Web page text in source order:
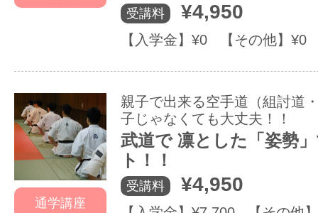
受講料 ¥4,950
【入学金】¥0 【その他】¥0
通学講座
親子で出来る空手道（組討道
子じゃなくても大丈夫！！
武道で 凛とした「姿勢
ト！！
受講料 ¥4,950